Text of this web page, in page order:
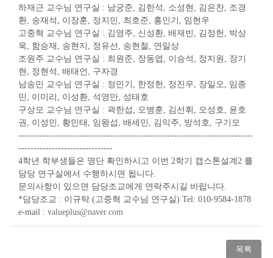
하재근 교수님 연구실 : 남궁준, 김한석, 소성현, 김은찬, 조경
환, 송재석, 이장훈, 정지민, 최호준, 홍인기, 임현우
고중혁 교수님 연구실 : 김영주, 신성환, 배재빈, 김정헌, 박상
욱, 함승재, 송현지, 정유선, 송현철, 연일상
조원주 교수님 연구실 : 최원준, 장동엽, 이승석, 정지원, 장기
현, 정현석, 배태언, 구자경
남송민 교수님 연구실 : 정민기, 한정헌, 정진우, 장일오, 임종
민, 이미리, 이성환, 석영만, 성태호
구상모 교수님 연구실 : 곽한섭, 오병훈, 김선휘, 오성호, 윤호
권, 이성민, 황민태, 임왕섭, 배세민, 김익주, 방석호, 구기모
-----------------------------------------------------------------------------
-------------------------------
4학년 학부생들은 명단 확인하시고 이번 2학기 캡스톤설계2 를
담당 연구실에서 수행하시면 됩니다.
문의사항이 있으면 담당조교에게 연락주시길 바랍니다.
*담당조교 : 이규탁 (고중혁 교수님 연구실) Tel: 010-9584-1878
e-mail : valueplus@naver.com
목록